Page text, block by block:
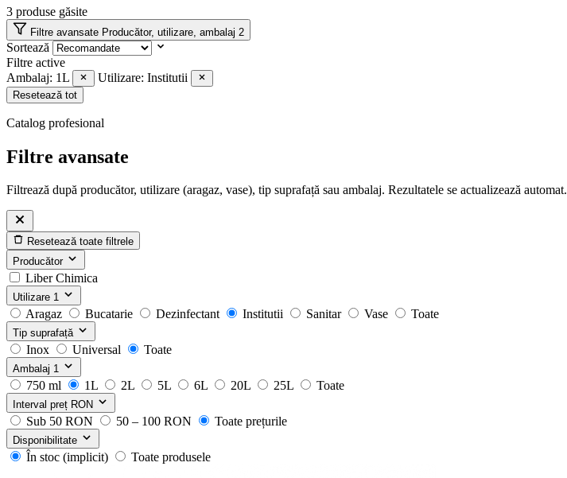
3 produse găsite
Filtre avansate Producător, utilizare, ambalaj 2
Sortează
Filtre active
Ambalaj: 1L
Utilizare: Institutii
Resetează tot
Catalog profesional
Filtre avansate
Filtrează după producător, utilizare (aragaz, vase), tip suprafață sau ambalaj. Rezultatele se actualizează automat.
Resetează toate filtrele
Producător
Liber Chimica
Utilizare 1
Aragaz Bucatarie Dezinfectant Institutii Sanitar Vase Toate
Tip suprafață
Inox Universal Toate
Ambalaj 1
750 ml 1L 2L 5L 6L 20L 25L Toate
Interval preț RON
Sub 50 RON 50 – 100 RON Toate prețurile
Disponibilitate
În stoc (implicit) Toate produsele